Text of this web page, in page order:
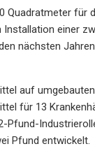
Quadratmeter für
einer
nächsten
auf
für 13
Pfund-
Pfund entwickelt.